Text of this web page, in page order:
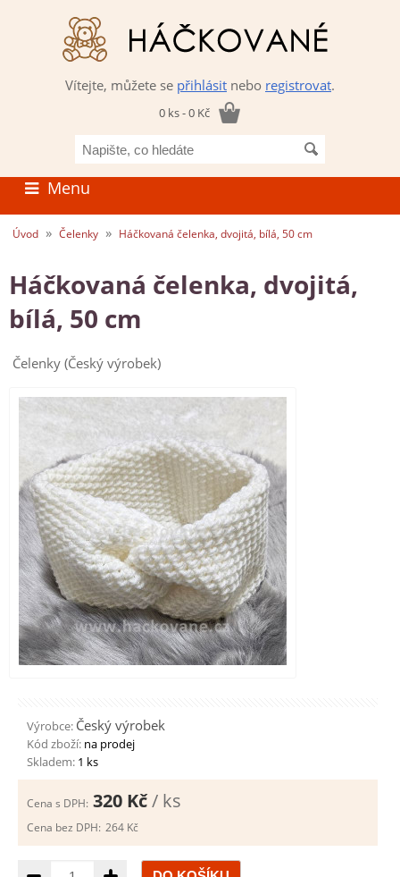
Vítejte, můžete se přihlásit nebo registrovat.
0 ks - 0 Kč
co
hledáte
Menu
Úvod » Čelenky » Háčkovaná čelenka, dvojitá, bílá, 50 cm
Háčkovaná čelenka, dvojitá,
bílá, 50 cm
Čelenky (Český výrobek)
Výrobce: Český výrobek
Kód zboží: na prodej
Skladem: 1 ks
Cena s DPH: 320 Kč/ ks
Cena bez DPH: 264 Kč
Množství